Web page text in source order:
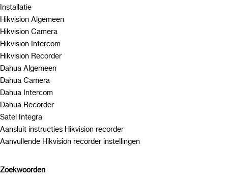
Installatie
Hikvision Algemeen
Hikvision Camera
Hikvision Intercom
Hikvision Recorder
Dahua Algemeen
Dahua Camera
Dahua Intercom
Dahua Recorder
Satel Integra
Aansluit instructies Hikvision recorder
Aanvullende Hikvision recorder instellingen
Zoekwoorden